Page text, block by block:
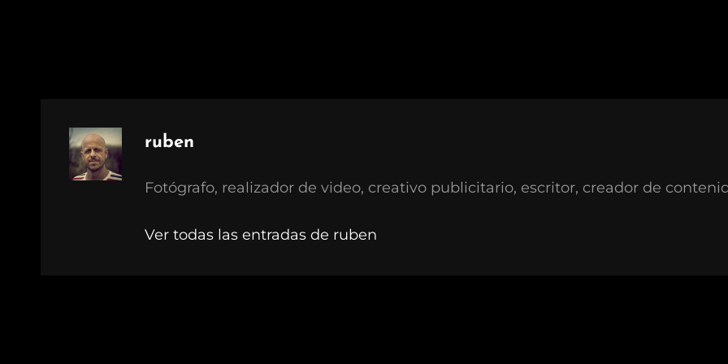
Autor:
ruben
Fotógrafo, realizador de video, creativo publicitario, escritor, creador de
Ver todas las entradas de ruben